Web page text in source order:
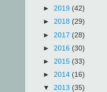
► 2019 (42)
► 2018 (29)
► 2017 (28)
► 2016 (30)
► 2015 (33)
► 2014 (16)
▼ 2013 (35)